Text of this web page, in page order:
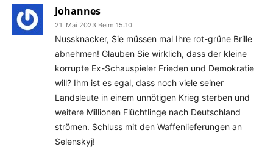
Johannes
21. Mai 2023 Beim 15:10
Nussknacker, Sie müssen mal Ihre rot-grüne Brille
abnehmen! Glauben Sie wirklich, dass der kleine
korrupte Ex-Schauspieler Frieden und Demokratie
will? Ihm ist es egal, dass noch viele seiner
Landsleute in einem unnötigen Krieg sterben und
weitere Millionen Flüchtlinge nach Deutschland
strömen. Schluss mit den Waffenlieferungen an
Selenskyj!